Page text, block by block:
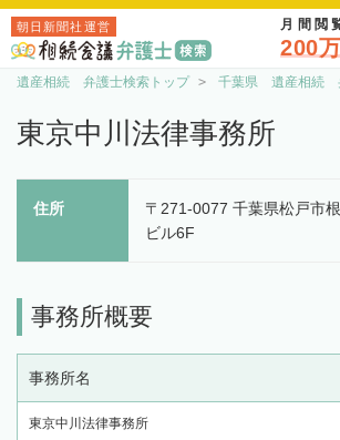
朝日新聞社運営 月間閲
200万
遺産相続 弁護士検索トップ 千葉県 遺産相続
東京中川法律事務所
住所
〒271-0077 千葉県松戸市
ビル6F
事務所概要
事務所名
東京中川法律事務所